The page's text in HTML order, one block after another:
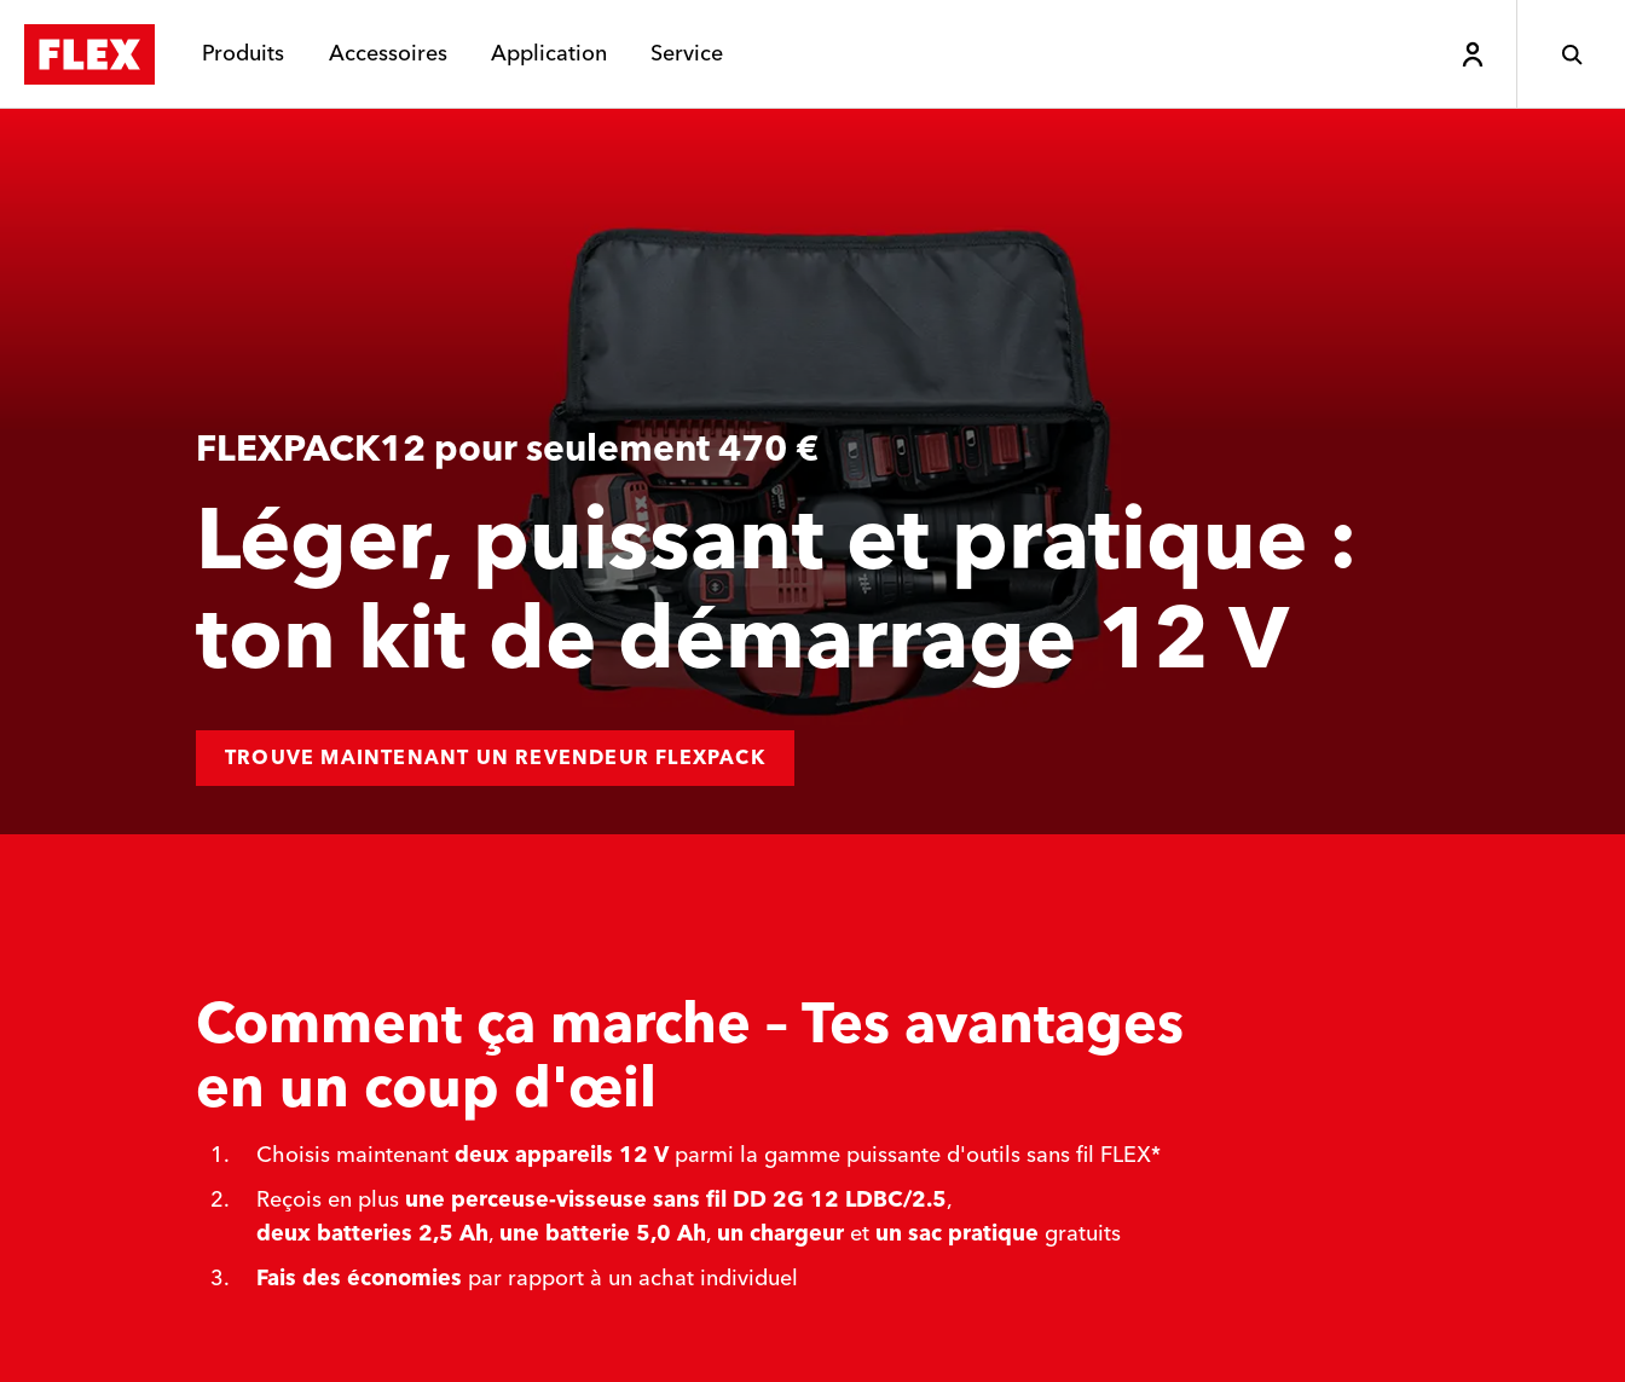
Produits Accessoires Application Service
FLEXPACK12 pour seulement 470 €
Léger, puissant et pratique :
ton kit de démarrage 12 V
TROUVE MAINTENANT UN REVENDEUR FLEXPACK
Comment ça marche – Tes avantages
en un coup d'œil
Choisis maintenantdeux appareils 12 Vparmi la gamme puissante d'outils sans fil FLEX*
Reçois en plusune perceuse-visseuse sans fil DD 2G 12 LDBC/2.5,
deux batteries 2,5 Ah,une batterie 5,0 Ah,un chargeuretun sac pratique gratuits
Fais des économies par rapport à un achat individuel